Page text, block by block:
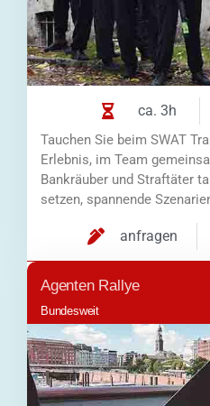
ca. 3h
Tauchen Sie beim SWAT
Erlebnis, im Team
Bankräuber und Straftäter
setzen, spannende
anfragen
Agenten Rallye
Bundesweit